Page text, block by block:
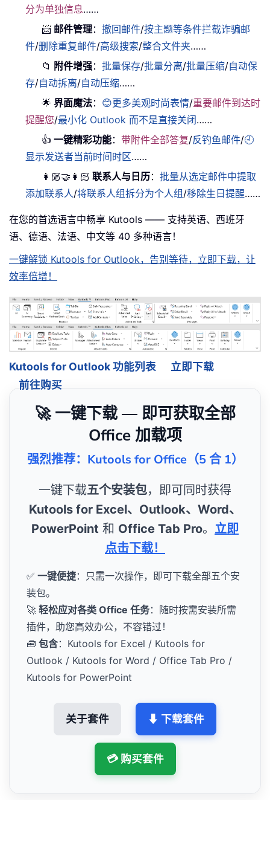
分为单独信息……
📨 邮件管理：撤回邮件/按主题等条件拦截诈骗邮
件/删除重复邮件/高级搜索/整合文件夹……
📁 附件增强：批量保存/批量分离/批量压缩/自动保
存/自动拆离/自动压缩……
🌟 界面魔法： 😊更多美观时尚表情/重要邮件到达时
提醒您/最小化 Outlook 而不是直接关闭……
👍 一键精彩功能：带附件全部答复/反钓鱼邮件/🕘
显示发送者当前时间时区……
👩🏼‍🤝‍👩🏻 联系人与日历：批量从选定邮件中提取
添加联系人/将联系人组拆分为个人组 /移除生日提醒……
在您的首选语言中畅享 Kutools —— 支持英语、西班牙
语、德语、法语、中文等 40 多种语言！
一键解锁 Kutools for Outlook，告别等待，立即下载，让
效率倍增！
Kutools for Outlook 功能列表
立即下载
前往购买
🚀 一键下载 — 即可获取全部
Office 加载项
强烈推荐：Kutools for Office（5 合 1）
一键下载五个安装包，即可同时获得
Kutools for Excel、Outlook、Word、
PowerPoint 和 Office Tab Pro。 立即
点击下载！
✅ 一键便捷：只需一次操作，即可下载全部五个安
装包。
🚀 轻松应对各类 Office 任务：随时按需安装所需
插件，助您高效办公，不容错过！
🧰 包含：Kutools for Excel / Kutools for
Outlook / Kutools for Word / Office Tab Pro /
Kutools for PowerPoint
关于套件 ⬇ 下载套件
💳 购买套件